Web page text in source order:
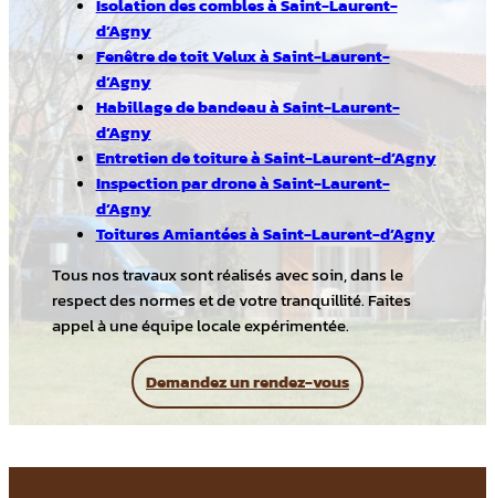
Isolation des combles à Saint-Laurent-
d’Agny
Fenêtre de toit Velux à Saint-Laurent-
d’Agny
Habillage de bandeau à Saint-Laurent-
d’Agny
Entretien de toiture à Saint-Laurent-d’Agny
Inspection par drone à Saint-Laurent-
d’Agny
Toitures Amiantées à Saint-Laurent-d’Agny
Tous nos travaux sont réalisés avec soin, dans le
respect des normes et de votre tranquillité. Faites
appel à une équipe locale expérimentée.
Demandez un rendez-vous